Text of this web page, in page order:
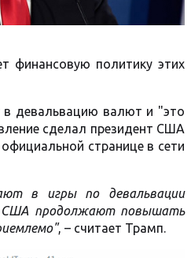
финансовую политику этих
в девальвацию валют и "это
сделал президент США
странице в сети
в игры по девальвации
продолжают повышать
, – считает Трамп.